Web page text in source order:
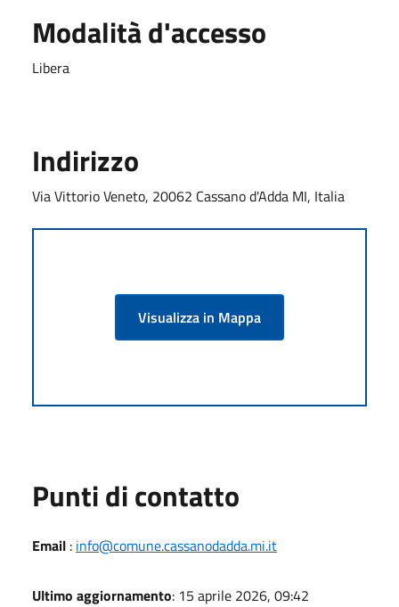
Modalità d'accesso
Libera
Indirizzo
Via Vittorio Veneto, 20062 Cassano d'Adda MI, Italia
Visualizza in Mappa
Punti di contatto
Email : info@comune.cassanodadda.mi.it
Ultimo aggiornamento: 15 aprile 2026, 09:42